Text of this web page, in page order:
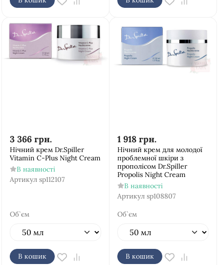
3 366 грн.
Нічний крем Dr.Spiller
Vitamin C-Plus Night Cream
В наявності
Артикул sp112107
Об`єм
В кошик
1 918 грн.
Нічний крем для молодої
проблемної шкіри з
прополісом Dr.Spiller
Propolis Night Cream
В наявності
Артикул sp108807
Об`єм
В кошик